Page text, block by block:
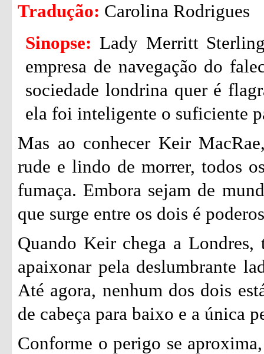
Tradução: Carolina Rodrigues
Sinopse: Lady Merritt
empresa de navegação do
sociedade londrina quer é
ela foi inteligente o suficiente
Mas ao conhecer Keir
rude e lindo de morrer, todos
fumaça. Embora sejam de
que surge entre os dois é
Quando Keir chega a Londres,
apaixonar pela deslumbrante
Até agora, nenhum dos dois
de cabeça para baixo e a única
Conforme o perigo se